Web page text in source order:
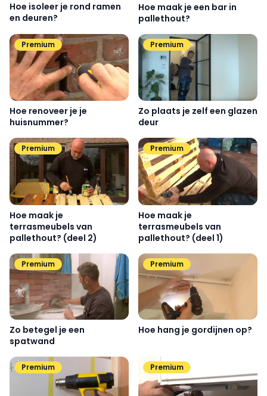
Hoe isoleer je rond ramen
en deuren?
Hoe maak je een bar in
pallethout?
Premium
Hoe renoveer je je
huisnummer?
Premium
Zo plaats je zelf een glazen
deur
Premium
Hoe maak je
terrasmeubels van
pallethout? (deel 2)
Premium
Hoe maak je
terrasmeubels van
pallethout? (deel 1)
Premium
Zo betegel je een
spatwand
Premium
Hoe hang je gordijnen op?
Premium Premium